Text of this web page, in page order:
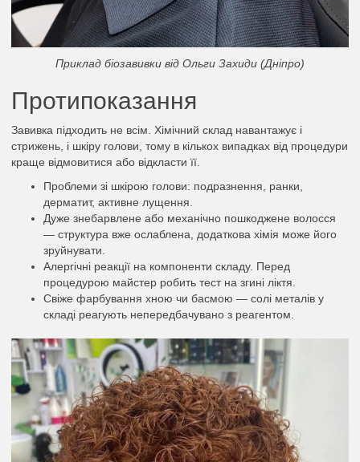
Приклад біозавивки від Ольги Захиди (Дніпро)
Протипоказання
Завивка підходить не всім. Хімічний склад навантажує і
стрижень, і шкіру голови, тому в кількох випадках від процедури
краще відмовитися або відкласти її.
Проблеми зі шкірою голови: подразнення, ранки,
дерматит, активне лущення.
Дуже знебарвлене або механічно пошкоджене волосся
— структура вже ослаблена, додаткова хімія може його
зруйнувати.
Алергічні реакції на компоненти складу. Перед
процедурою майстер робить тест на згині ліктя.
Свіже фарбування хною чи басмою — солі металів у
складі реагують непередбачувано з реагентом.